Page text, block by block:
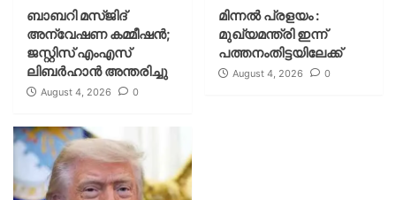
ബാബറി മസ്ജിദ്
അന്വേഷണ കമ്മീഷന്‍;
ജസ്റ്റിസ് എംഎസ്
ലിബര്‍ഹാന്‍ അന്തരിച്ചു
August 4, 2026 0
മിന്നല്‍ പ്രളയം :
മുഖ്യമന്ത്രി ഇന്ന്
പത്തനംതിട്ടയിലേക്ക്
August 4, 2026 0